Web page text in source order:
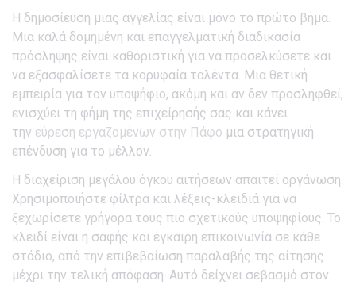
Η δημοσίευση μιας αγγελίας είναι μόνο το πρώτο βήμα.
Μια καλά δομημένη και επαγγελματική διαδικασία
πρόσληψης είναι καθοριστική για να προσελκύσετε και
να εξασφαλίσετε τα κορυφαία ταλέντα. Μια θετική
εμπειρία για τον υποψήφιο, ακόμη και αν δεν προσληφθεί,
ενισχύει τη φήμη της επιχείρησής σας και κάνει
την εύρεση εργαζομένων στην Πάφο μια στρατηγική
επένδυση για το μέλλον.
Η διαχείριση μεγάλου όγκου αιτήσεων απαιτεί οργάνωση.
Χρησιμοποιήστε φίλτρα και λέξεις-κλειδιά για να
ξεχωρίσετε γρήγορα τους πιο σχετικούς υποψηφίους. Το
κλειδί είναι η σαφής και έγκαιρη επικοινωνία σε κάθε
στάδιο, από την επιβεβαίωση παραλαβής της αίτησης
μέχρι την τελική απόφαση. Αυτό δείχνει σεβασμό στον